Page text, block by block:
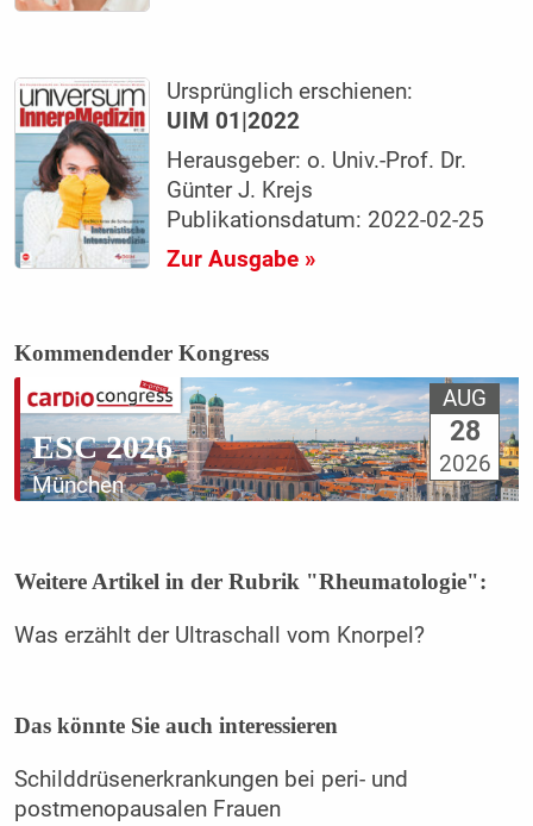
Ursprünglich erschienen:
UIM 01|2022
Herausgeber: o. Univ.-Prof. Dr.
Günter J. Krejs
Publikationsdatum: 2022-02-25
Zur Ausgabe »
Kommendender Kongress
ESC 2026
München
AUG
28
2026
Weitere Artikel in der Rubrik "Rheumatologie":
Was erzählt der Ultraschall vom Knorpel?
Das könnte Sie auch interessieren
Schilddrüsenerkrankungen bei peri- und
postmenopausalen Frauen